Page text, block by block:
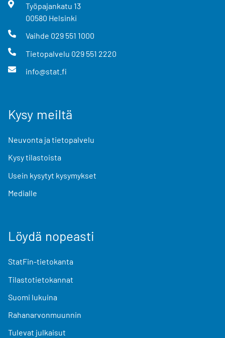
Työpajankatu 13
00580 Helsinki
Vaihde 029 551 1000
Tietopalvelu 029 551 2220
info@stat.fi
Kysy meiltä
Neuvonta ja tietopalvelu
Kysy tilastoista
Usein kysytyt kysymykset
Medialle
Löydä nopeasti
StatFin-tietokanta
Tilastotietokannat
Suomi lukuina
Rahanarvonmuunnin
Tulevat julkaisut